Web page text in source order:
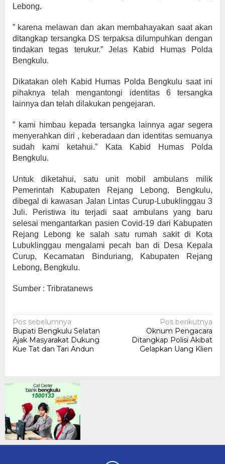
Lebong.
” karena melawan dan akan membahayakan saat akan
ditangkap tersangka DS terpaksa dilumpuhkan dengan
tindakan tegas terukur.” Jelas Kabid Humas Polda
Bengkulu.
Dikatakan oleh Kabid Humas Polda Bengkulu saat ini
pihaknya telah mengantongi identitas 6 tersangka
lainnya dan telah dilakukan pengejaran.
” kami himbau kepada tersangka lainnya agar segera
menyerahkan diri , keberadaan dan identitas semuanya
sudah kami ketahui.” Kata Kabid Humas Polda
Bengkulu.
Untuk diketahui, satu unit mobil ambulans milik
Pemerintah Kabupaten Rejang Lebong, Bengkulu,
dibegal di kawasan Jalan Lintas Curup-Lubuklinggau 3
Juli. Peristiwa itu terjadi saat ambulans yang baru
selesai mengantarkan pasien Covid-19 dari Kabupaten
Rejang Lebong ke salah satu rumah sakit di Kota
Lubuklinggau mengalami pecah ban di Desa Kepala
Curup, Kecamatan Binduriang, Kabupaten Rejang
Lebong, Bengkulu.
Sumber : Tribratanews
Navigasi
pos
Pos sebelumnya
Bupati Bengkulu Selatan
Ajak Masyarakat Dukung
Kue Tat dan Tari Andun
Pos berikutnya
Oknum Pengacara
Ditangkap Polisi Akibat
Gelapkan Uang Klien